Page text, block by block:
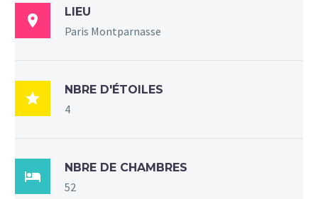

LIEU
Paris Montparnasse

NBRE D'ÉTOILES
4

NBRE DE CHAMBRES
52